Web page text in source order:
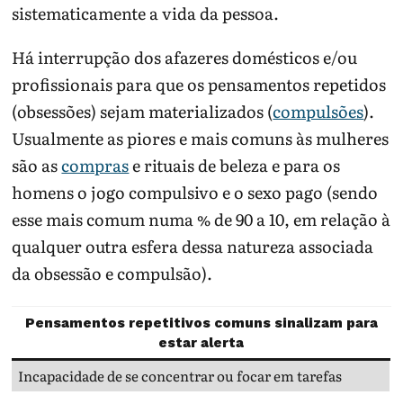
sistematicamente a vida da pessoa.
Há interrupção dos afazeres domésticos e/ou
profissionais para que os pensamentos repetidos
(obsessões) sejam materializados (compulsões).
Usualmente as piores e mais comuns às mulheres
são ascomprase rituais de beleza e para os
homens o jogo compulsivo e o sexo pago (sendo
esse mais comum numa % de 90 a 10, em relação à
qualquer outra esfera dessa natureza associada
da obsessão e compulsão).
Pensamentos repetitivos comuns sinalizam para
estar alerta
Incapacidade de se concentrar ou focar em tarefas